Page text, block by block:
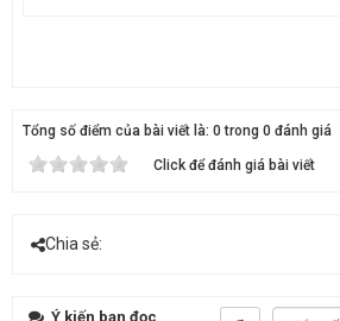
Tổng số điểm của bài viết là: 0 trong 0 đánh giá
Click để đánh giá bài viết
Chia sẻ:
Ý kiến bạn đọc